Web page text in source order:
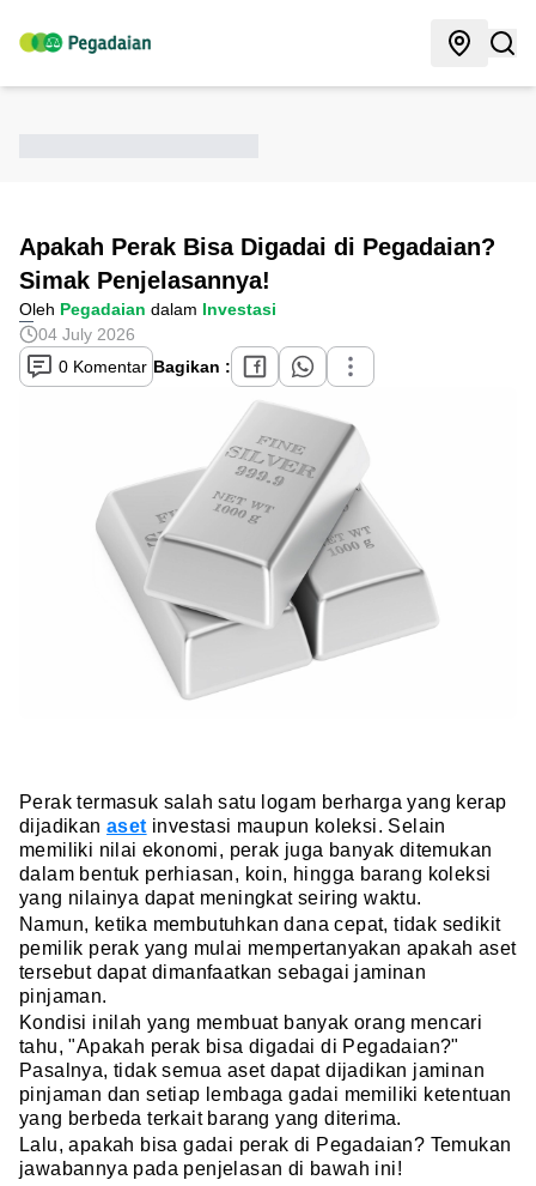
Apakah Perak Bisa Digadai di Pegadaian?
Simak Penjelasannya!
Oleh Pegadaian dalam Investasi
04 July 2026
0 Komentar Bagikan :
Perak termasuk salah satu logam berharga yang kerap
dijadikanaset investasi maupun koleksi. Selain
memiliki nilai ekonomi, perak juga banyak ditemukan
dalam bentuk perhiasan, koin, hingga barang koleksi
yang nilainya dapat meningkat seiring waktu.
Namun, ketika membutuhkan dana cepat, tidak sedikit
pemilik perak yang mulai mempertanyakan apakah aset
tersebut dapat dimanfaatkan sebagai jaminan
pinjaman.
Kondisi inilah yang membuat banyak orang mencari
tahu, "Apakah perak bisa digadai di Pegadaian?"
Pasalnya, tidak semua aset dapat dijadikan jaminan
pinjaman dan setiap lembaga gadai memiliki ketentuan
yang berbeda terkait barang yang diterima.
Lalu, apakah bisa gadai perak di Pegadaian? Temukan
jawabannya pada penjelasan di bawah ini!